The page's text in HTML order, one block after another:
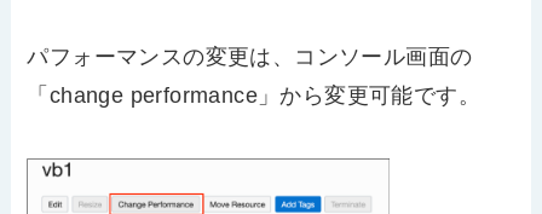
パフォーマンスの変更は、コンソール画面の
「change performance」から変更可能です。